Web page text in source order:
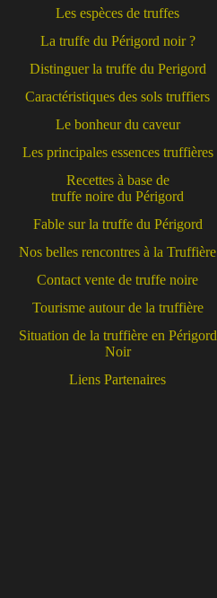
Les espèces de truffes
La truffe du Périgord noir ?
Distinguer la truffe du Perigord
Caractéristiques des sols truffiers
Le bonheur du caveur
Les principales essences truffières
Recettes à base de
truffe noire du Périgord
Fable sur la truffe du Périgord
Nos belles rencontres à la Truffière
Contact vente de truffe noire
Tourisme autour de la truffière
Situation de la truffière en Périgord
Noir
Liens Partenaires